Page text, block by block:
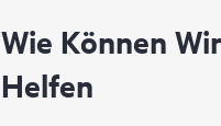
Wie Können Wir
Helfen